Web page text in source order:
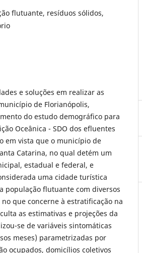
flutuante, resíduos sólidos,
e soluções em realizar as
de Florianópolis,
do estudo demográfico para
Oceânica - SDO dos efluentes
em vista que o município de
Catarina, no qual detém um
estadual e federal, e
uma cidade turística
população flutuante com diversos
que concerne à estratificação na
as estimativas e projeções da
se de variáveis sintomáticas
meses) parametrizadas por
ocupados, domicílios coletivos